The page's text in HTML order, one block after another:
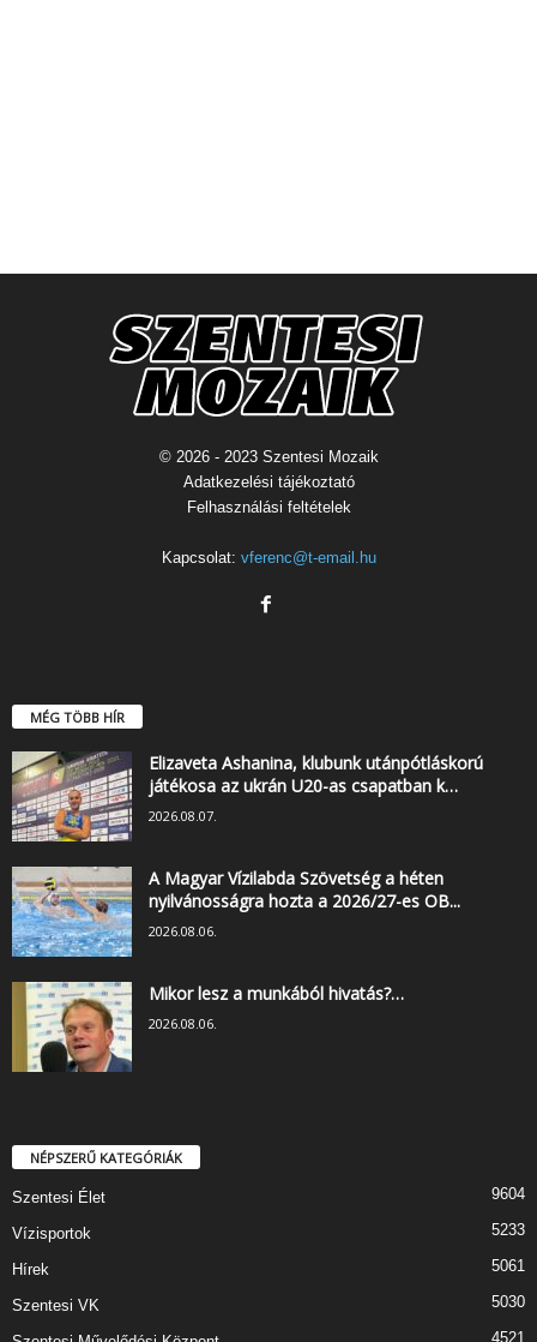
© 2026 - 2023 Szentesi Mozaik
Adatkezelési tájékoztató
Felhasználási feltételek
Kapcsolat: vferenc@t-email.hu
MÉG TÖBB HÍR
Elizaveta Ashanina, klubunk utánpótláskorú
játékosa az ukrán U20-as csapatban k…
2026.08.07.
A Magyar Vízilabda Szövetség a héten
nyilvánosságra hozta a 2026/27-es OB...
2026.08.06.
Mikor lesz a munkából hivatás?…
2026.08.06.
NÉPSZERŰ KATEGÓRIÁK
Szentesi Élet 9604
Vízisportok 5233
Hírek 5061
Szentesi VK 5030
4521